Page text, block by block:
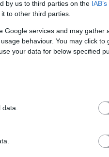
by us to third parties on the
to other third parties.
Google services and may gather
behaviour. You may click to
your data for below specified
Klára
dr.
Pintér
étrend-